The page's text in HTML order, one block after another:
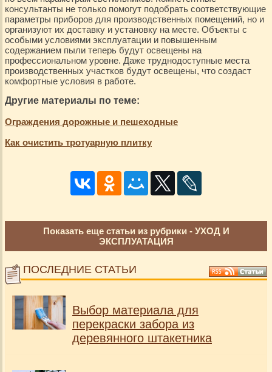
консультанты не только помогут подобрать соответствующие
параметры приборов для производственных помещений, но и
организуют их доставку и установку на месте. Объекты с
особыми условиями эксплуатации и повышенным
содержанием пыли теперь будут освещены на
профессиональном уровне. Даже труднодоступные места
производственных участков будут освещены, что создаст
комфортные условия в работе.
Другие материалы по теме:
Ограждения дорожные и пешеходные
Как очистить тротуарную плитку
Показать еще статьи из рубрики - УХОД И
ЭКСПЛУАТАЦИЯ
ПОСЛЕДНИЕ СТАТЬИ
Выбор материала для
перекраски забора из
деревянного штакетника